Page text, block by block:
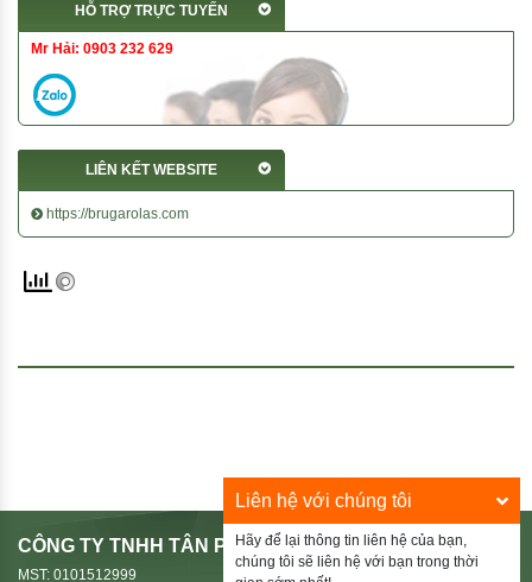
HỖ TRỢ TRỰC TUYẾN
Mr Hải: 0903 232 629
LIÊN KẾT WEBSITE
https://brugarolas.com
CÔNG TY TNHH TÂN PHÚ HIẾU
MST: 0101512999
Liên hệ với chúng tôi
Hãy để lại thông tin liên hệ của bạn,
chúng tôi sẽ liên hệ với bạn trong thời